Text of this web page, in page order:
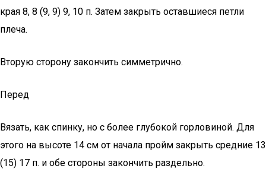
края 8, 8 (9, 9) 9, 10 п. Затем закрыть оставшиеся петли
плеча.
Вторую сторону закончить симметрично.
Перед
Вязать, как спинку, но с более глубокой горловиной. Для
этого на высоте 14 см от начала пройм закрыть средние 13
(15) 17 п. и обе стороны закончить раздельно.